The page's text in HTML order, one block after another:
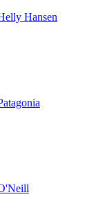
Hansen